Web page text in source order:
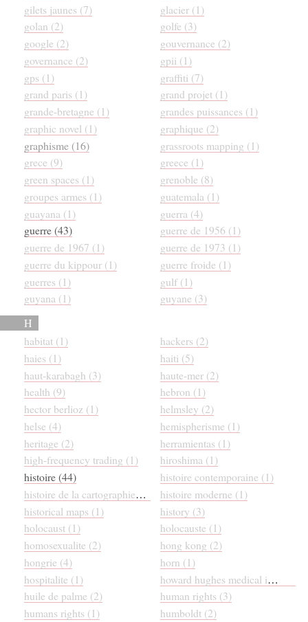
gilets jaunes (7)
glacier (1)
golan (2)
golfe (3)
google (2)
gouvernance (2)
governance (2)
gpii (1)
gps (1)
graffiti (7)
grand paris (1)
grand projet (1)
grande-bretagne (1)
grandes puissances (1)
graphic novel (1)
graphique (2)
graphisme (16)
grassroots mapping (1)
grece (9)
greece (1)
green spaces (1)
grenoble (8)
groupes armes (1)
guatemala (1)
guayana (1)
guerra (4)
guerre (43)
guerre de 1956 (1)
guerre de 1967 (1)
guerre de 1973 (1)
guerre du kippour (1)
guerre froide (1)
guerres (1)
gulf (1)
guyana (1)
guyane (3)
H
habitat (1)
hackers (2)
haies (1)
haiti (5)
haut-karabagh (3)
haute-mer (2)
health (9)
hebron (1)
hector berlioz (1)
helmsley (2)
helse (4)
hemispherisme (1)
heritage (2)
herramientas (1)
high-frequency trading (1)
hiroshima (1)
histoire (44)
histoire contemporaine (1)
histoire de la cartographie (1)
histoire moderne (1)
historical maps (1)
history (3)
holocaust (1)
holocauste (1)
homosexualite (2)
hong kong (2)
hongrie (4)
horn (1)
hospitalite (1)
howard hughes medical institute (2)
huile de palme (2)
human rights (3)
humans rights (1)
humboldt (2)